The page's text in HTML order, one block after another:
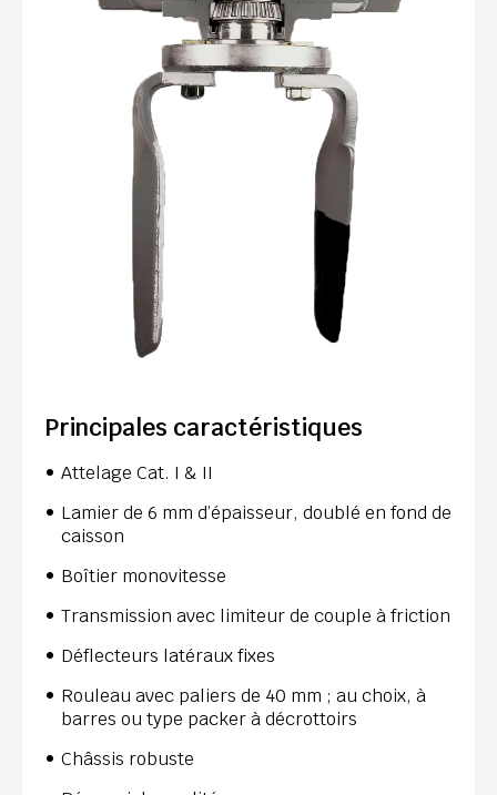
Principales caractéristiques
Attelage Cat. I & II
Lamier de 6 mm d’épaisseur, doublé en fond de
caisson
Boîtier monovitesse
Transmission avec limiteur de couple à friction
Déflecteurs latéraux fixes
Rouleau avec paliers de 40 mm ; au choix, à
barres ou type packer à décrottoirs
Châssis robuste